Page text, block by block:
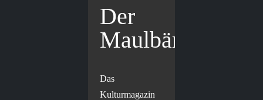
Der
Maulbär
Das
Kulturmagazin